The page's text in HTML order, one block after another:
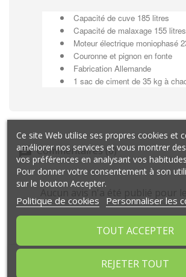
Capacité de cuve 185 litres
Capacité de malaxage 155 litres
Moteur électrique moniophasé
Couronne et pignon en fonte
Fabrication Allemande
1 sac de ciment de 35 kg à
Commentaires (0)
Aucun avis n'a été publié pour
ARTICLES LIÉS
Ce site Web utilise ses propres cookies et
améliorer nos services et vous montrer
vos préférences en analysant vos
Pour donner votre consentement à son
sur le bouton Accepter.
Politique de cookies Personnaliser les
REJETER TOUT
TOUT ACCEPTER